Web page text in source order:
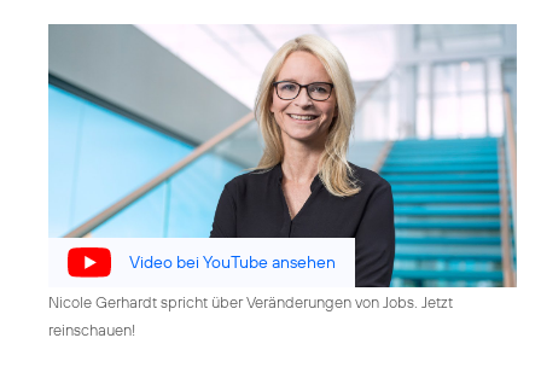
Video bei YouTube ansehen
Nicole Gerhardt spricht über Veränderungen von Jobs. Jetzt
reinschauen!